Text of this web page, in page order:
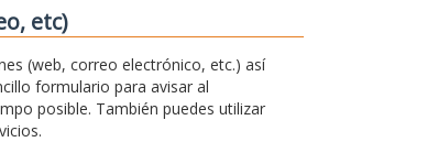
etc)
(web, correo electrónico, etc.) así
formulario para avisar al
posible. También puedes utilizar